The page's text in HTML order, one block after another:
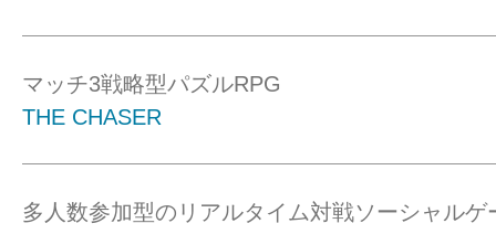
マッチ3戦略型パズルRPG
THE CHASER
多人数参加型のリアルタイム対戦ソーシャルゲ